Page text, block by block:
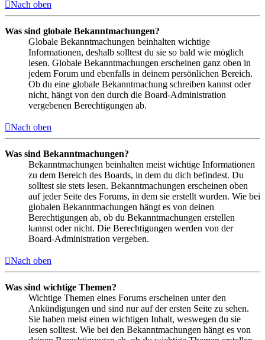
Nach oben
Was sind globale Bekanntmachungen?
Globale Bekanntmachungen beinhalten wichtige
Informationen, deshalb solltest du sie so bald wie möglich
lesen. Globale Bekanntmachungen erscheinen ganz oben in
jedem Forum und ebenfalls in deinem persönlichen Bereich.
Ob du eine globale Bekanntmachung schreiben kannst oder
nicht, hängt von den durch die Board-Administration
vergebenen Berechtigungen ab.
Nach oben
Was sind Bekanntmachungen?
Bekanntmachungen beinhalten meist wichtige Informationen
zu dem Bereich des Boards, in dem du dich befindest. Du
solltest sie stets lesen. Bekanntmachungen erscheinen oben
auf jeder Seite des Forums, in dem sie erstellt wurden. Wie bei
globalen Bekanntmachungen hängt es von deinen
Berechtigungen ab, ob du Bekanntmachungen erstellen
kannst oder nicht. Die Berechtigungen werden von der
Board-Administration vergeben.
Nach oben
Was sind wichtige Themen?
Wichtige Themen eines Forums erscheinen unter den
Ankündigungen und sind nur auf der ersten Seite zu sehen.
Sie haben meist einen wichtigen Inhalt, weswegen du sie
lesen solltest. Wie bei den Bekanntmachungen hängt es von